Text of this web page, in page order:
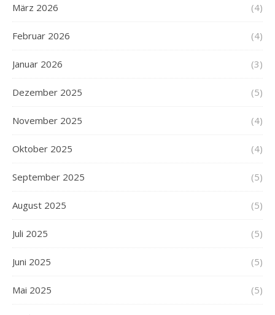
März 2026 (4)
Februar 2026 (4)
Januar 2026 (3)
Dezember 2025 (5)
November 2025 (4)
Oktober 2025 (4)
September 2025 (5)
August 2025 (5)
Juli 2025 (5)
Juni 2025 (5)
Mai 2025 (5)